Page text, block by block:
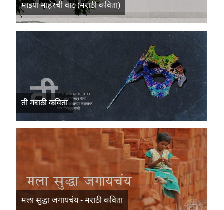
माझ्या माहेरची वाट (मराठी कविता)
ती मराठी कविता
मला सुद्धा जगायचंय - मराठी कविता